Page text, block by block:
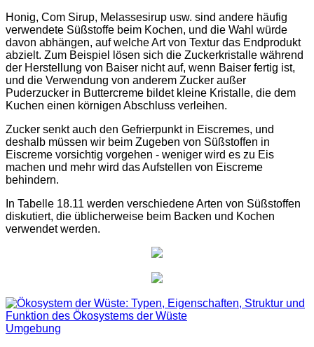
Honig, Com Sirup, Melassesirup usw. sind andere häufig
verwendete Süßstoffe beim Kochen, und die Wahl würde
davon abhängen, auf welche Art von Textur das Endprodukt
abzielt. Zum Beispiel lösen sich die Zuckerkristalle während
der Herstellung von Baiser nicht auf, wenn Baiser fertig ist,
und die Verwendung von anderem Zucker außer
Puderzucker in Buttercreme bildet kleine Kristalle, die dem
Kuchen einen körnigen Abschluss verleihen.
Zucker senkt auch den Gefrierpunkt in Eiscremes, und
deshalb müssen wir beim Zugeben von Süßstoffen in
Eiscreme vorsichtig vorgehen - weniger wird es zu Eis
machen und mehr wird das Aufstellen von Eiscreme
behindern.
In Tabelle 18.11 werden verschiedene Arten von Süßstoffen
diskutiert, die üblicherweise beim Backen und Kochen
verwendet werden.
Umgebung